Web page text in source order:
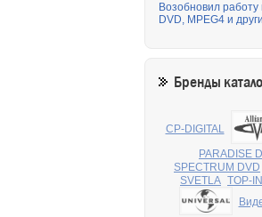
Возобновил
DVD, MPEG4 и
Бренды
CP-DIGITAL
PARADISE
SPECTRUM DVD
SVETLA TOP-